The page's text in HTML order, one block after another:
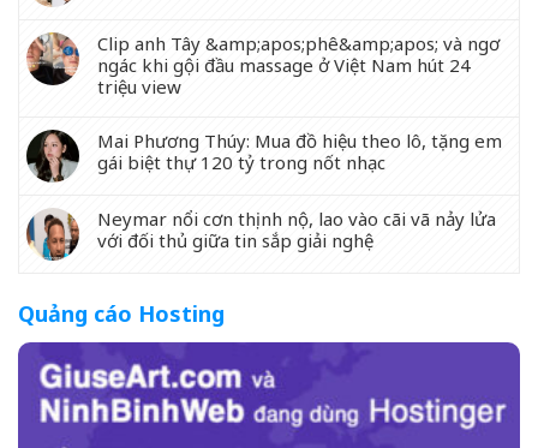
Clip anh Tây &amp;apos;phê&amp;apos; và ngơ
ngác khi gội đầu massage ở Việt Nam hút 24
triệu view
Mai Phương Thúy: Mua đồ hiệu theo lô, tặng em
gái biệt thự 120 tỷ trong nốt nhạc
Neymar nổi cơn thịnh nộ, lao vào cãi vã nảy lửa
với đối thủ giữa tin sắp giải nghệ
Quảng cáo Hosting